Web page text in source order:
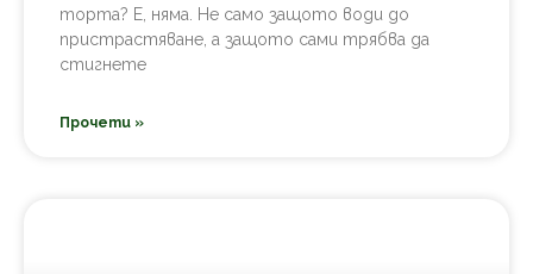
торта? Е, няма. Не само защото води до
пристрастяване, а защото сами трябва да
стигнете
Прочети »